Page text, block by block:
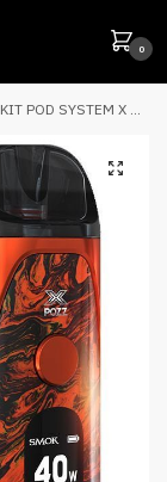
0
KIT POD SYSTEM X POZZ 1400MAH – SMOK